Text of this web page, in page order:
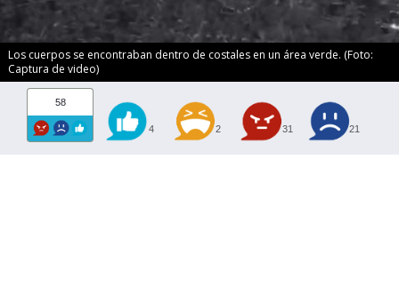
Los cuerpos se encontraban dentro de costales en un área verde. (Foto:
Captura de video)
58
4 2 31 21